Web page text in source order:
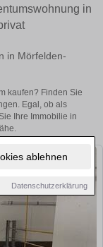
ablehnen
Datenschutzerklärung
in
in Mörfelden-
kaufen? Finden Sie
Egal, ob als
Ihre Immobilie in